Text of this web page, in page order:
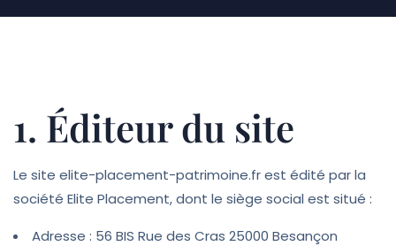
1. Éditeur du site
Le site elite-placement-patrimoine.fr est édité par la
société Elite Placement, dont le siège social est situé :
Adresse : 56 BIS Rue des Cras 25000 Besançon